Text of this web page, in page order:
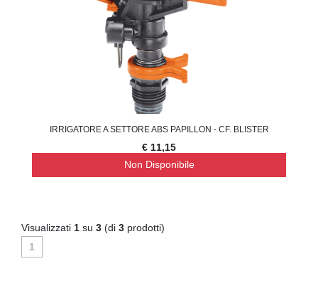
IRRIGATORE A SETTORE ABS PAPILLON - CF. BLISTER
€ 11,15
Non Disponibile
Visualizzati 1 su 3 (di 3 prodotti)
1